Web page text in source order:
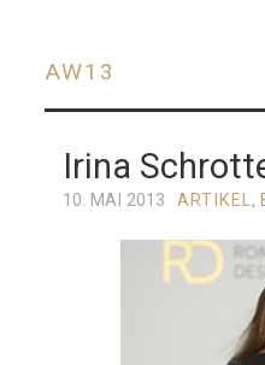
FOTOSTRECKEN
AW13
Ir​ina
10. MAI 2013 ARTIKEL,
Post
navigation